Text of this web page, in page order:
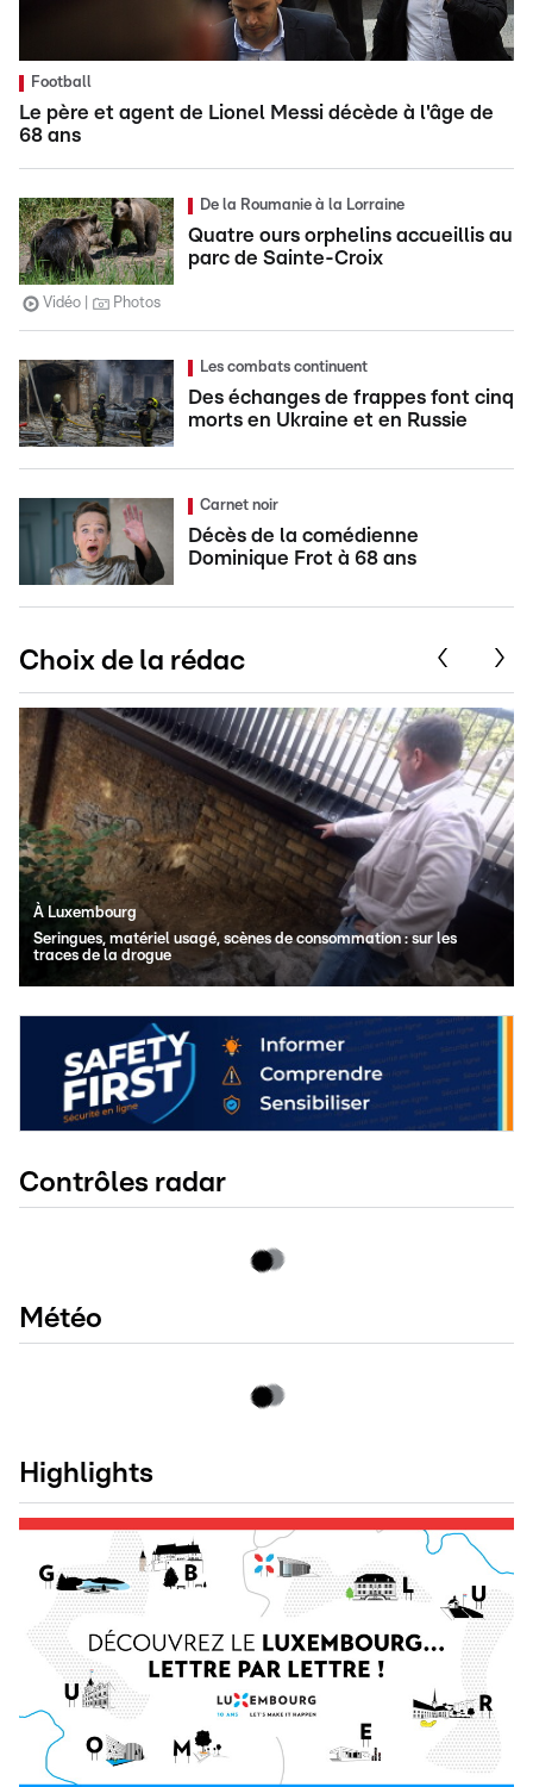
Football
Le père et agent de Lionel Messi décède à l'âge de
68 ans
De la Roumanie à la Lorraine
Quatre ours orphelins accueillis au
parc de Sainte-Croix
Vidéo Photos
Les combats continuent
Des échanges de frappes font cinq
morts en Ukraine et en Russie
Carnet noir
Décès de la comédienne
Dominique Frot à 68 ans
Choix de la rédac
À Luxembourg
Seringues, matériel usagé, scènes de consommation : sur les
traces de la drogue
Contrôles radar
Météo
Highlights